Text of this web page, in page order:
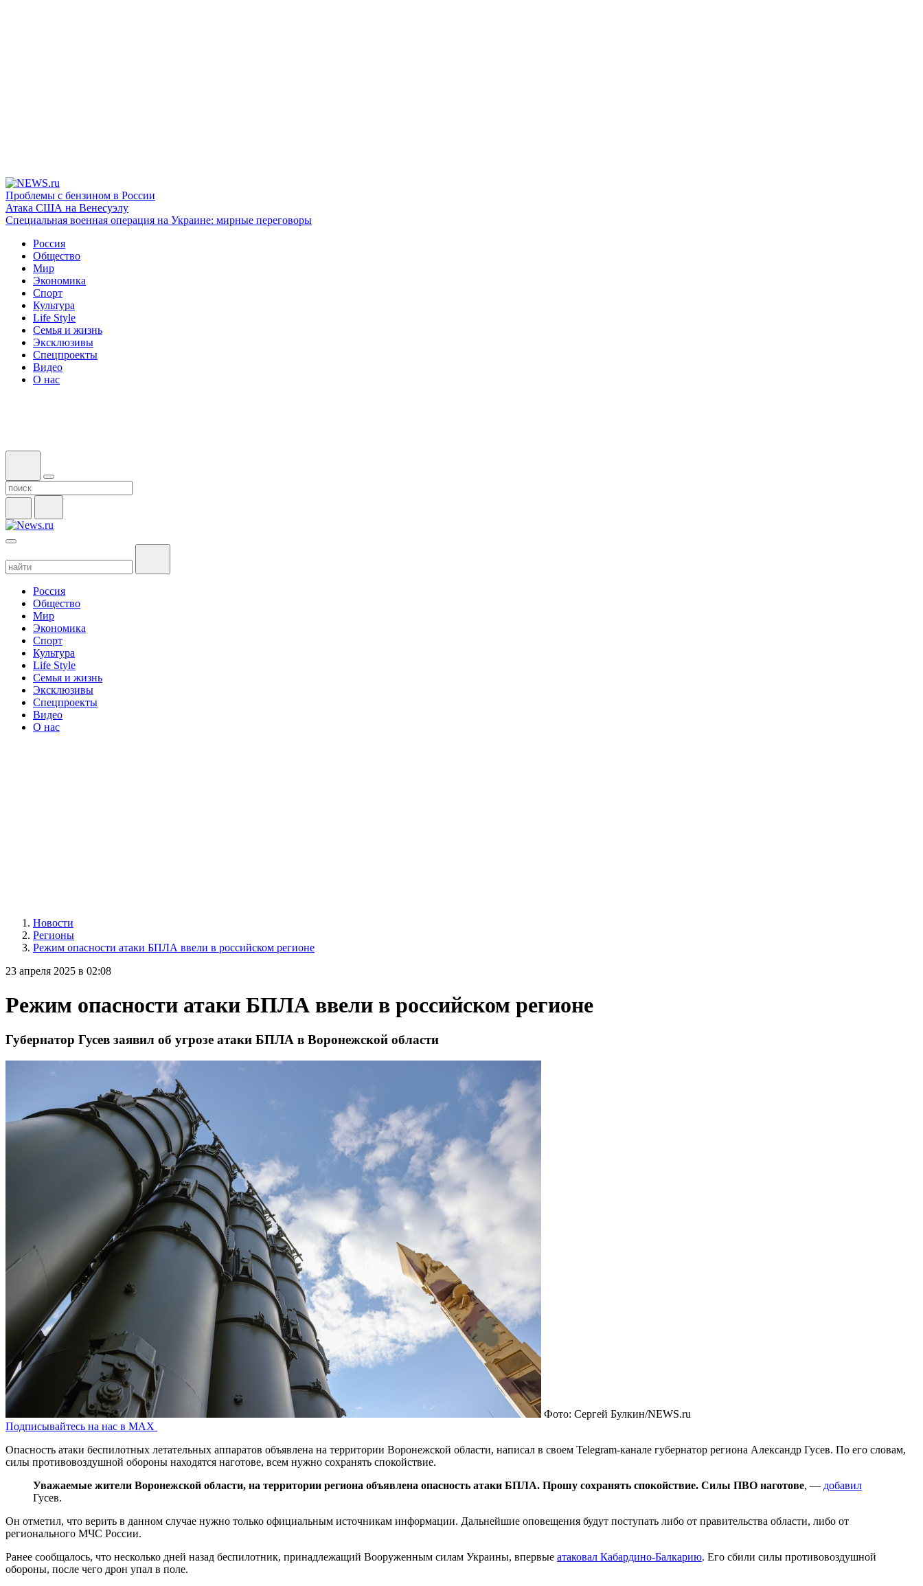
Проблемы с бензином в России
Атака США на Венесуэлу
Специальная военная операция на Украине: мирные переговоры
Россия
Общество
Мир
Экономика
Спорт
Культура
Life Style
Семья и жизнь
Эксклюзивы
Спецпроекты
Видео
О нас
Россия
Общество
Мир
Экономика
Спорт
Культура
Life Style
Семья и жизнь
Эксклюзивы
Спецпроекты
Видео
О нас
Новости
Регионы
Режим опасности атаки БПЛА ввели в российском регионе
23 апреля 2025 в 02:08
Режим опасности атаки БПЛА ввели в российском регионе
Губернатор Гусев заявил об угрозе атаки БПЛА в Воронежской области
Фото: Сергей Булкин/NEWS.ru
Подписывайтесь на нас в MAX
Опасность атаки беспилотных летательных аппаратов объявлена на территории Воронежской области, написал в своем Telegram-канале губернатор региона Александр Гусев. По его словам,
силы противовоздушной обороны находятся наготове, всем нужно сохранять спокойствие.
Уважаемые жители Воронежской области, на территории региона объявлена опасность атаки БПЛА. Прошу сохранять спокойствие. Силы ПВО наготове, — добавил
Гусев.
Он отметил, что верить в данном случае нужно только официальным источникам информации. Дальнейшие оповещения будут поступать либо от правительства области, либо от
регионального МЧС России.
Ранее сообщалось, что несколько дней назад беспилотник, принадлежащий Вооруженным силам Украины, впервые атаковал Кабардино-Балкарию. Его сбили силы противовоздушной
обороны, после чего дрон упал в поле.